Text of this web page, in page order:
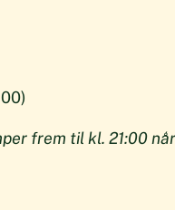
frem til kl. 21:00